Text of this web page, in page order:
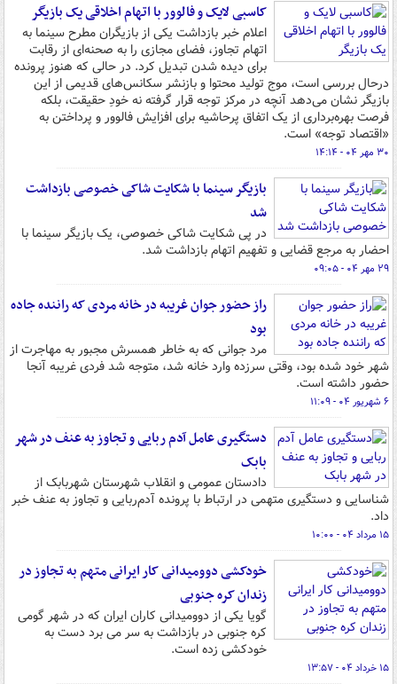
کاسبی لایک و فالوور با اتهام اخلاقی یک بازیگر
اعلام خبر بازداشت یکی از بازیگران مطرح سینما به
اتهام تجاوز، فضای مجازی را به صحنه‌ای از رقابت
برای دیده شدن تبدیل کرد. در حالی که هنوز پرونده
درحال بررسی است، موج تولید محتوا و بازنشر سکانس‌های قدیمی از این
بازیگر نشان می‌دهد آنچه در مرکز توجه قرار گرفته نه خودِ حقیقت، بلکه
فرصت بهره‌برداری از یک اتفاق پرحاشیه برای افزایش فالوور و پرداختن به
«اقتصاد توجه» است.
۳۰ مهر ۰۴ - ۱۴:۱۴
بازیگر سینما با شکایت شاکی خصوصی بازداشت
شد
در پی شکایت شاکی خصوصی، یک بازیگر سینما با
احضار به مرجع قضایی و تفهیم اتهام بازداشت شد.
۲۹ مهر ۰۴ - ۰۹:۰۵
راز حضور جوان غریبه در خانه مردی که راننده جاده
بود
مرد جوانی که به خاطر همسرش مجبور به مهاجرت از
شهر خود شده بود، وقتی سرزده وارد خانه شد، متوجه شد فردی غریبه آنجا
حضور داشته است.
۶ شهریور ۰۴ - ۱۱:۰۹
دستگیری عامل آدم ربایی و تجاوز به عنف در شهر
بابک
دادستان عمومی و انقلاب شهرستان شهربابک از
شناسایی و دستگیری متهمی در ارتباط با پرونده آدم‌ربایی و تجاوز به عنف خبر
داد.
۱۵ مرداد ۰۴ - ۱۰:۰۰
خودکشی دوومیدانی کار ایرانی متهم به تجاوز در
زندان کره جنوبی
گویا یکی از دوومیدانی کاران ایران که در شهر گومی
کره جنوبی در بازداشت به سر می برد دست به
خودکشی زده است.
۱۵ خرداد ۰۴ - ۱۳:۵۷